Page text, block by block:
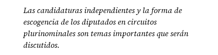
Las candidaturas independientes y la forma de
escogencia de los diputados en circuitos
plurinominales son temas importantes que serán
discutidos.